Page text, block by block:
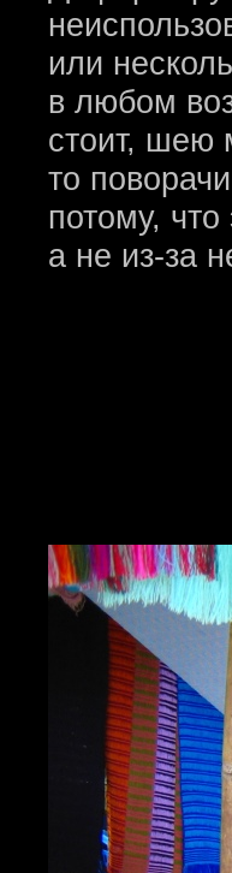
или
в любом
стоит, шею
то
потому, что
а не из-за